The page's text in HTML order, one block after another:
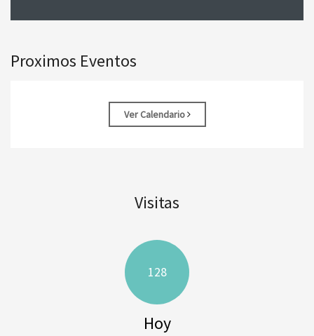
Proximos Eventos
Ver Calendario
Visitas
128
Hoy